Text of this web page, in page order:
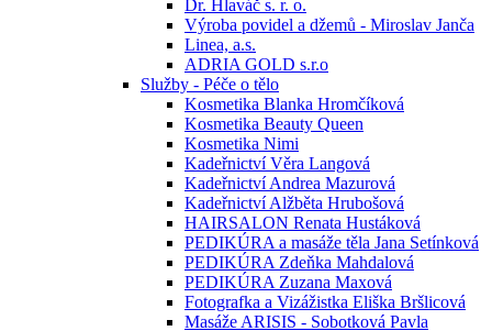
Dr. Hlaváč s. r. o.
Výroba povidel a džemů - Miroslav Janča
Linea, a.s.
ADRIA GOLD s.r.o
Služby - Péče o tělo
Kosmetika Blanka Hromčíková
Kosmetika Beauty Queen
Kosmetika Nimi
Kadeřnictví Věra Langová
Kadeřnictví Andrea Mazurová
Kadeřnictví Alžběta Hrubošová
HAIRSALON Renata Hustáková
PEDIKÚRA a masáže těla Jana Setínková
PEDIKÚRA Zdeňka Mahdalová
PEDIKÚRA Zuzana Maxová
Fotografka a Vizážistka Eliška Bršlicová
Masáže ARISIS - Sobotková Pavla